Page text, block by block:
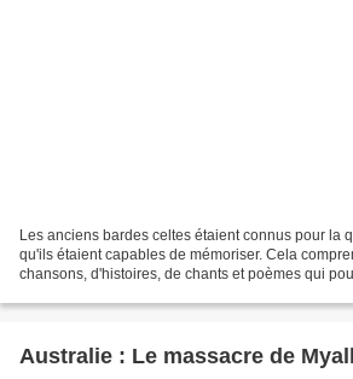
Les anciens bardes celtes étaient connus pour la
qu'ils étaient capables de mémoriser. Cela
chansons, d'histoires, de chants et poèmes qui
Australie : Le massacre de